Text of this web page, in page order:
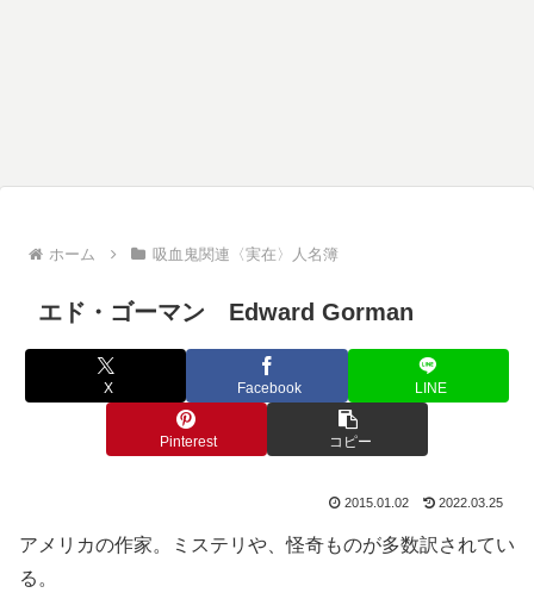
ホーム 吸血鬼関連〈実在〉人名簿
エド・ゴーマン Edward Gorman
X Facebook LINE
Pinterest コピー
2015.01.02 2022.03.25
アメリカの作家。ミステリや、怪奇ものが多数訳されてい
る。